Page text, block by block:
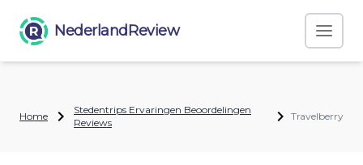
NederlandReview
Home
Stedentrips Ervaringen Beoordelingen
Reviews
Travelberry